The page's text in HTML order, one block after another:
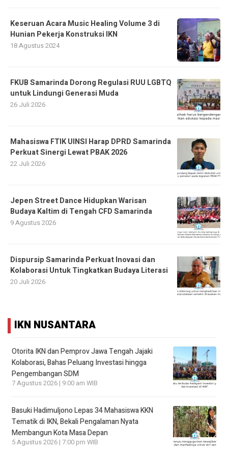
Keseruan Acara Music Healing Volume 3 di
Hunian Pekerja Konstruksi IKN
18 Agustus 2024
FKUB Samarinda Dorong Regulasi RUU LGBTQ
untuk Lindungi Generasi Muda
26 Juli 2026
Mahasiswa FTIK UINSI Harap DPRD Samarinda
Perkuat Sinergi Lewat PBAK 2026
22 Juli 2026
Jepen Street Dance Hidupkan Warisan
Budaya Kaltim di Tengah CFD Samarinda
9 Agustus 2026
Dispursip Samarinda Perkuat Inovasi dan
Kolaborasi Untuk Tingkatkan Budaya Literasi
20 Juli 2026
IKN NUSANTARA
Otorita IKN dan Pemprov Jawa Tengah Jajaki
Kolaborasi, Bahas Peluang Investasi hingga
Pengembangan SDM
7 Agustus 2026 | 9:00 am WIB
Basuki Hadimuljono Lepas 34 Mahasiswa KKN
Tematik di IKN, Bekali Pengalaman Nyata
Membangun Kota Masa Depan
5 Agustus 2026 | 7:00 pm WIB